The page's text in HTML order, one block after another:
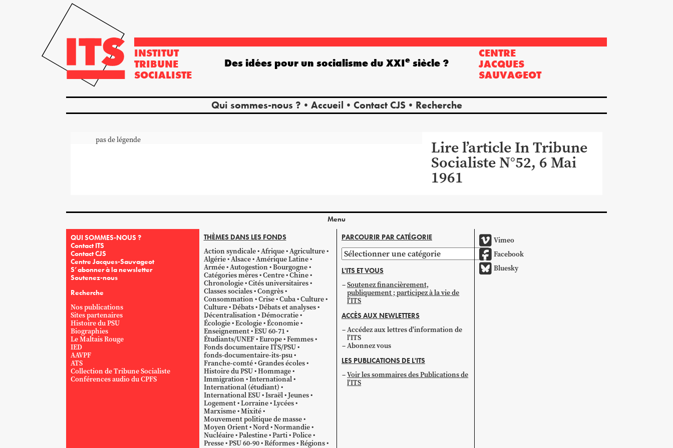
INSTITUT
TRIBUNE
SOCIALISTE
CENTRE
JACQUES
SAUVAGEOT
Qui sommes-nous ? Accueil Contact CJS Recherche
Des idées pour un socialisme du XXIe siècle ?
Lire l’article In Tribune
Socialiste N°52, 6 Mai
1961
pas de légende
Menu
QUI SOMMES-NOUS ?
Contact ITS
Contact CJS
Centre Jacques-Sauvageot
S’abonner à la newsletter
Soutenez-nous
Recherche
Nos publications
Sites partenaires
Histoire du PSU
Biographies
Le Maltais Rouge
IED
AAVPF
ATS
Collection de Tribune Socialiste
Conférences audio du CPFS
THÈMES DANS LES FONDS
Action syndicale Afrique Agriculture
Algérie Alsace Amérique Latine
Armée Autogestion Bourgogne
Catégories mères Centre Chine
Chronologie Cités universitaires
Classes sociales Congrès
Consommation Crise Cuba Culture
Culture Débats Débats et analyses
Décentralisation Démocratie
Écologie Ecologie Économie
Enseignement ESU 60-71
Étudiants/UNEF Europe Femmes
Fonds documentaire ITS/PSU
fonds-documentaire-its-psu
Franche-comté Grandes écoles
Histoire du PSU Hommage
Immigration International
International (étudiant)
International ESU Israël Jeunes
Logement Lorraine Lycées
Marxisme Mixité
Mouvement politique de masse
Moyen Orient Nord Normandie
Nucléaire Palestine Parti Police
Presse PSU 60-90 Réformes Régions
PARCOURIR PAR CATÉGORIE
Parcourir
par
catégorie
L'ITS ET VOUS
Soutenez financièrement,
publiquement ; participez à la vie de
l'ITS
ACCÈS AUX NEWLETTERS
Accédez aux lettres d'information de
l'ITS
Abonnez vous
LES PUBLICATIONS DE L'ITS
Voir les sommaires des Publications de
l'ITS
Vimeo
Facebook
Bluesky